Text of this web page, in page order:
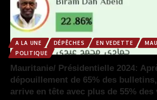
A LA UNE DÉPÊCHES EN VEDETTE
POLITIQUE
Mauritanie/ Présidentielle 2024:
dépouillement de 65% des
arrive en tête avec plus de 55% des